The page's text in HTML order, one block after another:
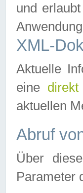
und
XML-
Aktuelle
eine
aktuellen
Abruf
Über
Parameter